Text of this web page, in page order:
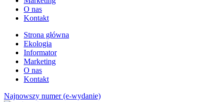
O nas
Kontakt
Strona główna
Ekologia
Informator
Marketing
O nas
Kontakt
Najnowszy numer (e-wydanie)